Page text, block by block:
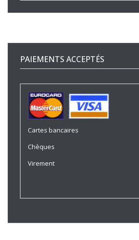
PAIEMENTS ACCEPTÉS
Cartes bancaires
Chèques
Virement